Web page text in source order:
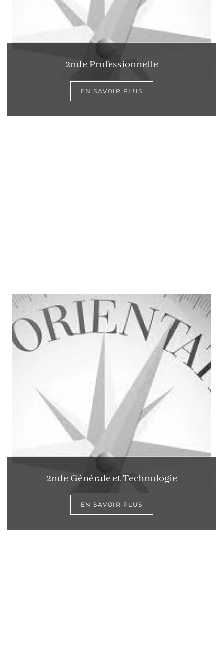
2nde Professionnelle
EN SAVOIR PLUS
2nde Générale et Technologie
EN SAVOIR PLUS